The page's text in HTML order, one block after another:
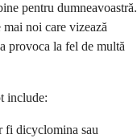
pentru dumneavoastră.
mai noi care vizează
provoca la fel de multă
include:
fi dicyclomina sau